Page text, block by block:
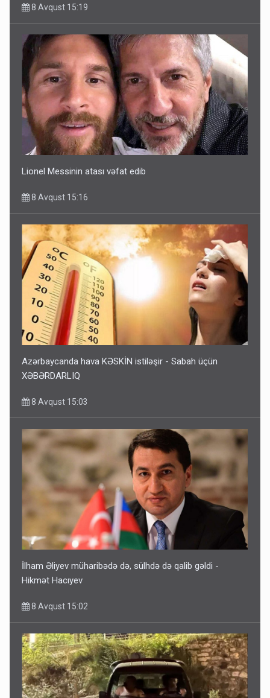
8 Avqust 15:19
Lionel Messinin atası vəfat edib
8 Avqust 15:16
Azərbaycanda hava KƏSKİN istiləşir - Sabah üçün
XƏBƏRDARLIQ
8 Avqust 15:03
İlham Əliyev müharibədə də, sülhdə də qalib gəldi -
Hikmət Hacıyev
8 Avqust 15:02